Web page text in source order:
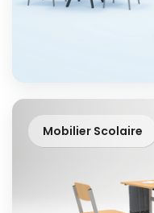
Mobilier Scolaire